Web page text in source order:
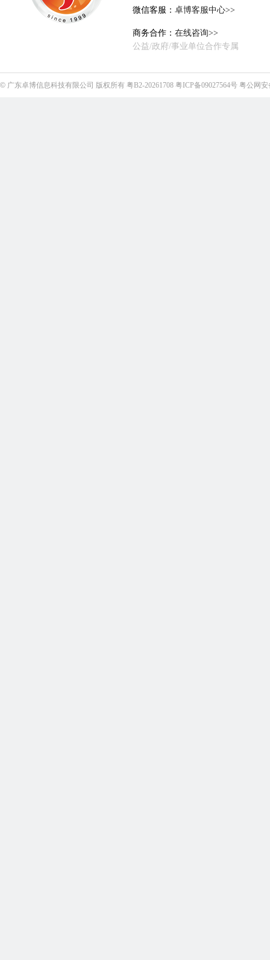
微信客服： 卓博客服中心>>
商务合作： 在线咨询>>
公益/政府/事业单位合作专属
© 广东卓博信息科技有限公司 版权所有 粤B2-20261708 粤ICP备09027564号 粤公网安